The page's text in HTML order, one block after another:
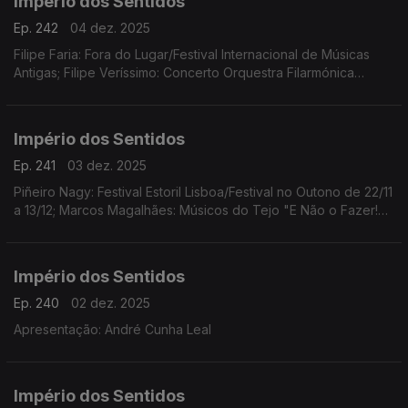
Ep. 242
04 dez. 2025
Filipe Faria: Fora do Lugar/Festival Internacional de Músicas
Antigas; Filipe Veríssimo: Concerto Orquestra Filarmónica
Império dos Sentidos
Ep. 241
03 dez. 2025
Piñeiro Nagy: Festival Estoril Lisboa/Festival no Outono de 22/11
a 13/12; Marcos Magalhães: Músicos do Tejo "E Não o Fazer!
Império dos Sentidos
Ep. 240
02 dez. 2025
Apresentação: André Cunha Leal
Império dos Sentidos